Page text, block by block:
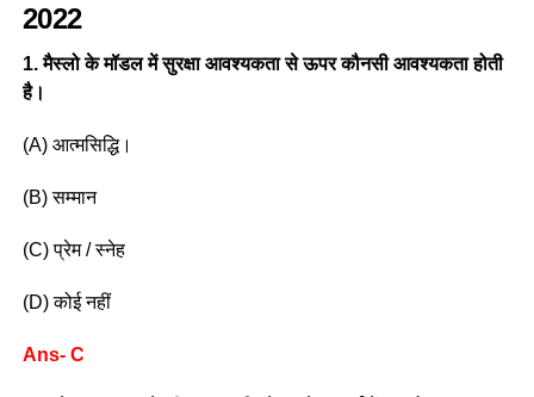
2022
1. मैस्लो के मॉडल में सुरक्षा आवश्यकता से ऊपर कौनसी आवश्यकता होती
है।
(A) आत्मसिद्धि।
(B) सम्मान
(C) प्रेम / स्नेह
(D) कोई नहीं
Ans- C